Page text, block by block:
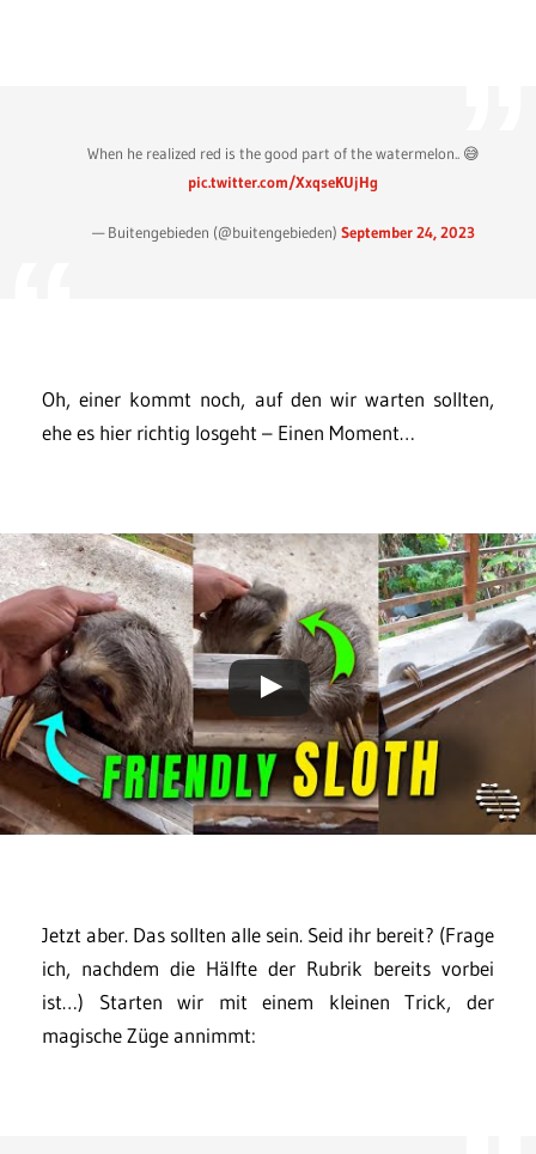
When he realized red is the good part of the watermelon.. 😅
pic.twitter.com/XxqseKUjHg
— Buitengebieden (@buitengebieden) September 24, 2023
Oh, einer kommt noch, auf den wir warten sollten,
ehe es hier richtig losgeht – Einen Moment…
Jetzt aber. Das sollten alle sein. Seid ihr bereit? (Frage
ich, nachdem die Hälfte der Rubrik bereits vorbei
ist…) Starten wir mit einem kleinen Trick, der
magische Züge annimmt: